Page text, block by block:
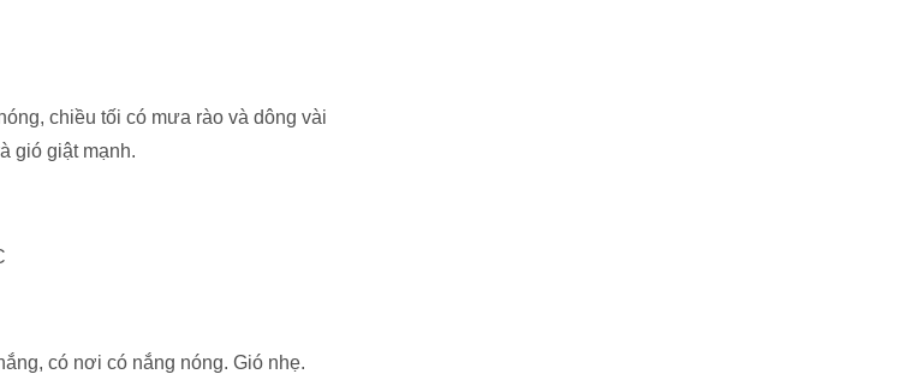
chiều tối có mưa rào và dông vài
gió giật mạnh.
có nơi có nắng nóng. Gió nhẹ.